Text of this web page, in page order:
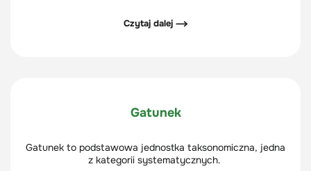
roślinie i dociera do jej części podziemnych (korzenie,
Czytaj dalej ⟶
Gatunek
Gatunek to podstawowa jednostka taksonomiczna, jedna
z kategorii systematycznych.